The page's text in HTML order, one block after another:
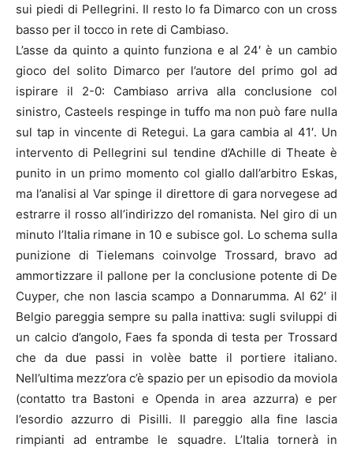
sui piedi di Pellegrini. Il resto lo fa Dimarco con un cross
basso per il tocco in rete di Cambiaso.
L’asse da quinto a quinto funziona e al 24′ è un cambio
gioco del solito Dimarco per l’autore del primo gol ad
ispirare il 2-0: Cambiaso arriva alla conclusione col
sinistro, Casteels respinge in tuffo ma non può fare nulla
sul tap in vincente di Retegui. La gara cambia al 41′. Un
intervento di Pellegrini sul tendine d’Achille di Theate è
punito in un primo momento col giallo dall’arbitro Eskas,
ma l’analisi al Var spinge il direttore di gara norvegese ad
estrarre il rosso all’indirizzo del romanista. Nel giro di un
minuto l’Italia rimane in 10 e subisce gol. Lo schema sulla
punizione di Tielemans coinvolge Trossard, bravo ad
ammortizzare il pallone per la conclusione potente di De
Cuyper, che non lascia scampo a Donnarumma. Al 62′ il
Belgio pareggia sempre su palla inattiva: sugli sviluppi di
un calcio d’angolo, Faes fa sponda di testa per Trossard
che da due passi in volèe batte il portiere italiano.
Nell’ultima mezz’ora c’è spazio per un episodio da moviola
(contatto tra Bastoni e Openda in area azzurra) e per
l’esordio azzurro di Pisilli. Il pareggio alla fine lascia
rimpianti ad entrambe le squadre. L’Italia tornerà in